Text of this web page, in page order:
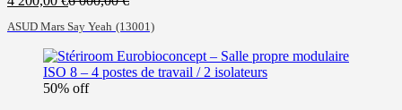
actuel
est :
4
200,00 €.
initial
était :
6
000,00 €.
ASUD Mars Say Yeah (13001)
50% off